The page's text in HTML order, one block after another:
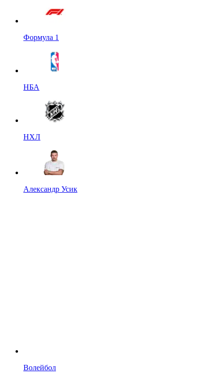
Формула 1
НБА
НХЛ
Александр Усик
Волейбол